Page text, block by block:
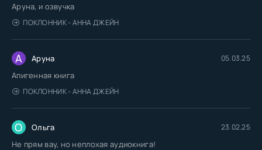
Аруна, и озвучка
ПОКЛОННИК - АННА ДЖЕЙН
А Аруна 05.03.25
Апигенная книга
ПОКЛОННИК - АННА ДЖЕЙН
О Ольга 23.02.25
Не прям вау, но неплохая аудиокнига!